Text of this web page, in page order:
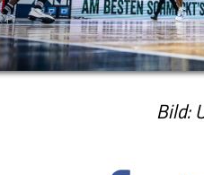
Bild: